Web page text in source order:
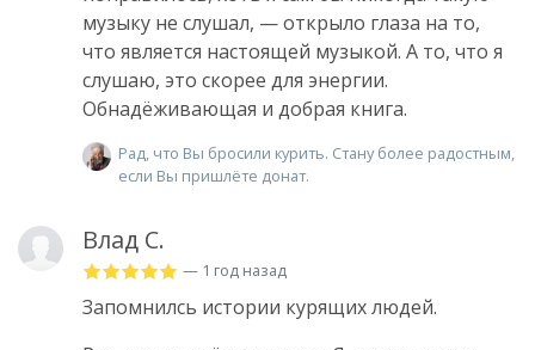
музыку не слушал, — открыло глаза на то,
что является настоящей музыкой. А то, что я
слушаю, это скорее для энергии.
Обнадёживающая и добрая книга.
Рад, что Вы бросили курить. Стану более радостным,
если Вы пришлёте донат.
Влад С.
— 1 год назад
Запомнилсь истории курящих людей.